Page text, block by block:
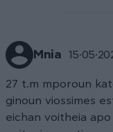
Mnia
27 t.m mporoun
ginoun viossimes
eichan voitheia